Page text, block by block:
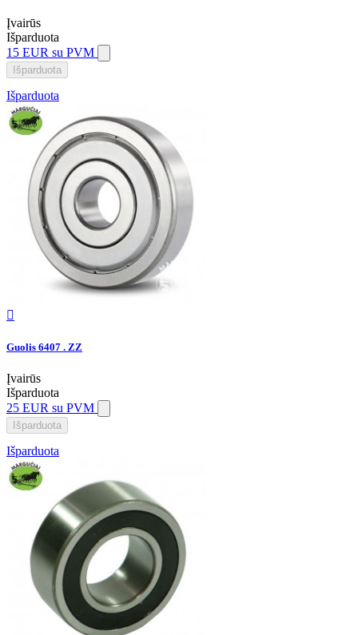
Įvairūs
Išparduota
15 EUR su PVM
Išparduota
Išparduota

Guolis 6407 . ZZ
Įvairūs
Išparduota
25 EUR su PVM
Išparduota
Išparduota